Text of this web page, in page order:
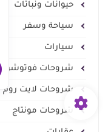
حيوانات ونباتات
سياحة وسفر
سيارات
شروحات فوتوشوب
شروحات لايت روم
شروحات مونتاج